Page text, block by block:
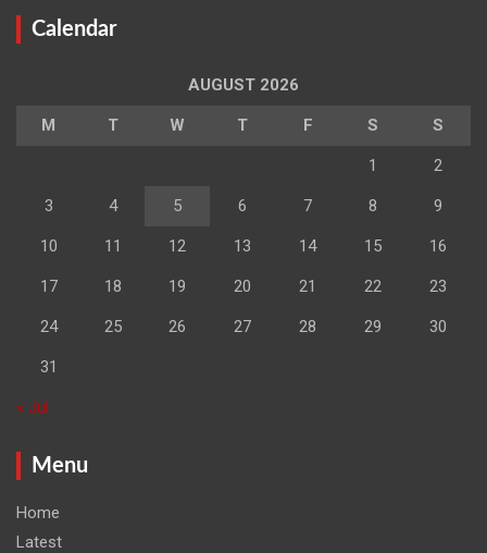
Calendar
AUGUST 2026
M T W T F S S
1 2
3 4 5 6 7 8 9
10 11 12 13 14 15 16
17 18 19 20 21 22 23
24 25 26 27 28 29 30
31
« Jul
Menu
Home
Latest